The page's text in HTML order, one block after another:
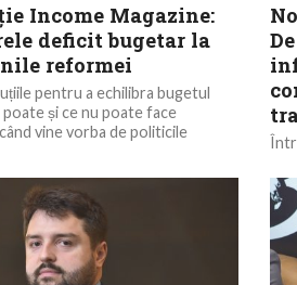
Income Magazine:
deficit bugetar la
reformei
pentru a echilibra bugetul
poate și ce nu poate face
vine vorba de politicile